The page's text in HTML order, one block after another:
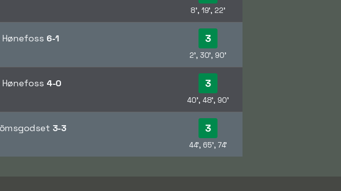
8', 19', 22'
6-1 3
2', 30', 90'
4-0 3
40', 48', 90'
3-3 3
44', 65', 74'